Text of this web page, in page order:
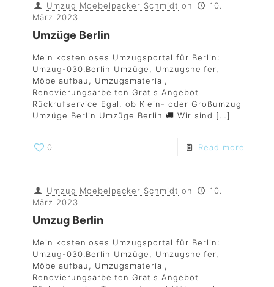
Umzug Moebelpacker Schmidt on
10.
März 2023
Umzüge Berlin
Mein kostenloses Umzugsportal für Berlin:
Umzug-030.Berlin Umzüge, Umzugshelfer,
Möbelaufbau, Umzugsmaterial,
Renovierungsarbeiten Gratis Angebot
Rückrufservice Egal, ob Klein- oder Großumzug
Umzüge Berlin Umzüge Berlin 🚚 Wir sind […]
0 Read more
Umzug Moebelpacker Schmidt on
10.
März 2023
Umzug Berlin
Mein kostenloses Umzugsportal für Berlin:
Umzug-030.Berlin Umzüge, Umzugshelfer,
Möbelaufbau, Umzugsmaterial,
Renovierungsarbeiten Gratis Angebot